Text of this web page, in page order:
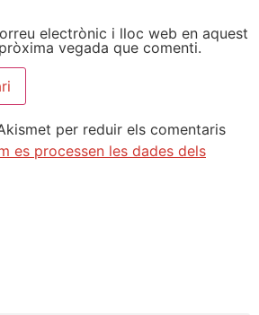
electrònic i lloc web en aquest
vegada que comenti.
per reduir els comentaris
es processen les dades dels